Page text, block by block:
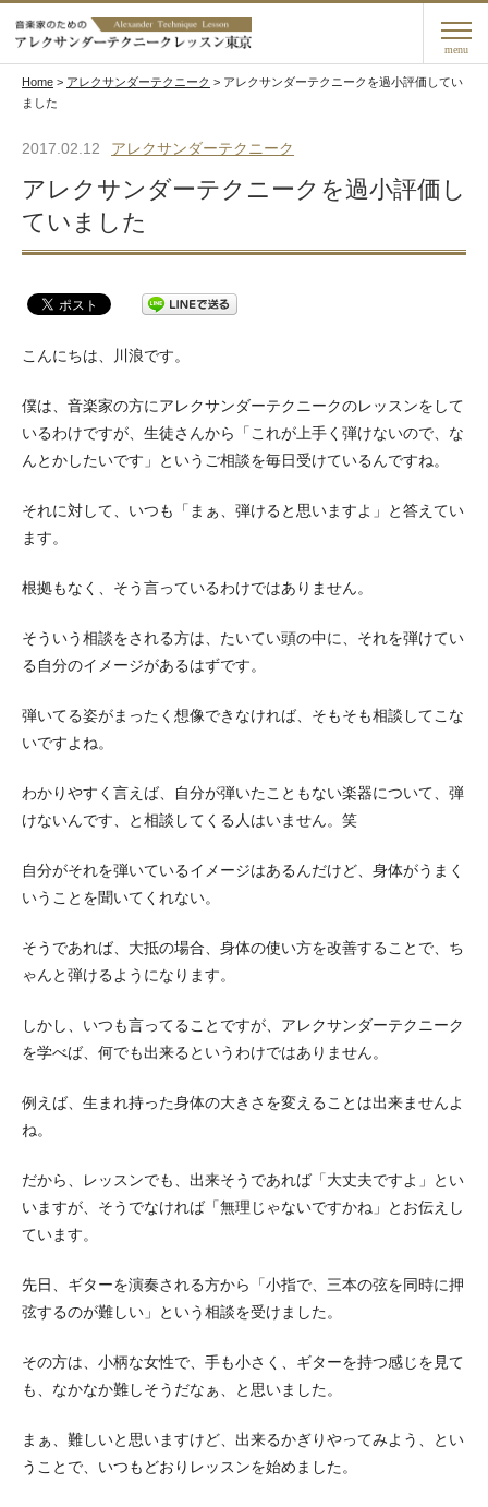
menu
Home > アレクサンダーテクニーク > アレクサンダーテクニークを過小評価してい
ました
2017.02.12 アレクサンダーテクニーク
アレクサンダーテクニークを過小評価し
ていました
こんにちは、川浪です。
僕は、音楽家の方にアレクサンダーテクニークのレッスンをして
いるわけですが、生徒さんから「これが上手く弾けないので、な
んとかしたいです」というご相談を毎日受けているんですね。
それに対して、いつも「まぁ、弾けると思いますよ」と答えてい
ます。
根拠もなく、そう言っているわけではありません。
そういう相談をされる方は、たいてい頭の中に、それを弾けてい
る自分のイメージがあるはずです。
弾いてる姿がまったく想像できなければ、そもそも相談してこな
いですよね。
わかりやすく言えば、自分が弾いたこともない楽器について、弾
けないんです、と相談してくる人はいません。笑
自分がそれを弾いているイメージはあるんだけど、身体がうまく
いうことを聞いてくれない。
そうであれば、大抵の場合、身体の使い方を改善することで、ち
ゃんと弾けるようになります。
しかし、いつも言ってることですが、アレクサンダーテクニーク
を学べば、何でも出来るというわけではありません。
例えば、生まれ持った身体の大きさを変えることは出来ませんよ
ね。
だから、レッスンでも、出来そうであれば「大丈夫ですよ」とい
いますが、そうでなければ「無理じゃないですかね」とお伝えし
ています。
先日、ギターを演奏される方から「小指で、三本の弦を同時に押
弦するのが難しい」という相談を受けました。
その方は、小柄な女性で、手も小さく、ギターを持つ感じを見て
も、なかなか難しそうだなぁ、と思いました。
まぁ、難しいと思いますけど、出来るかぎりやってみよう、とい
うことで、いつもどおりレッスンを始めました。